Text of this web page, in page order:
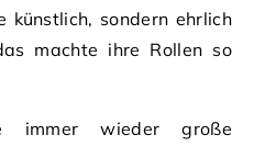
künstlich, sondern ehrlich
machte ihre Rollen so
immer wieder große